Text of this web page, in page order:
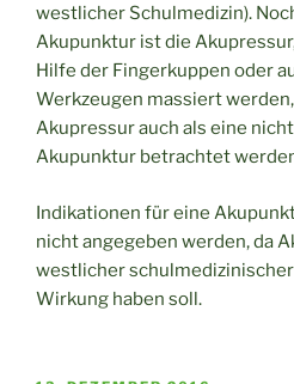
westlicher Schulmedizin).
Akupunktur ist die
Hilfe der Fingerkuppen oder
Werkzeugen massiert
Akupressur auch als eine
Akupunktur betrachtet
Indikationen für eine
nicht angegeben werden, da
westlicher
Wirkung haben soll.